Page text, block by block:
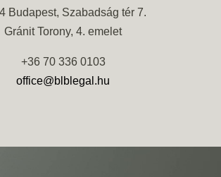
Budapest, Szabadság tér 7.
Gránit Torony, 4. emelet
+36 70 336 0103
office@blblegal.hu